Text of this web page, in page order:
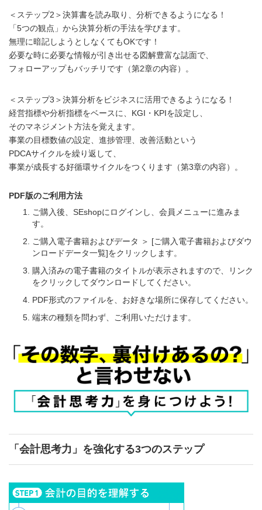
＜ステップ2＞決算書を読み取り、分析できるようになる！
「5つの観点」から決算分析の手法を学びます。
無理に暗記しようとしなくてもOKです！
必要な時に必要な情報が引き出せる図解豊富な誌面で、
フォローアップもバッチリです（第2章の内容）。
＜ステップ3＞決算分析をビジネスに活用できるようになる！
経営指標や分析指標をベースに、KGI・KPIを設定し、
そのマネジメント方法を覚えます。
事業の目標数値の設定、進捗管理、改善活動という
PDCAサイクルを繰り返して、
事業が成長する好循環サイクルをつくります（第3章の内容）。
PDF版のご利用方法
ご購入後、SEshopにログインし、会員メニューに進みま
す。
ご購入電子書籍およびデータ ＞ [ご購入電子書籍およびダウ
ンロードデータ一覧]をクリックします。
購入済みの電子書籍のタイトルが表示されますので、リンク
をクリックしてダウンロードしてください。
PDF形式のファイルを、お好きな場所に保存してください。
端末の種類を問わず、ご利用いただけます。
「会計思考力」を強化する3つのステップ